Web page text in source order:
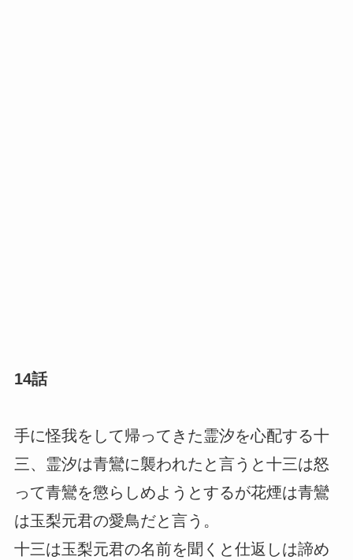
14話
手に怪我をして帰ってきた霊汐を心配する十
三、霊汐は青鸞に襲われたと言うと十三は怒
って青鸞を懲らしめようとするが花煙は青鸞
は玉梨元君の愛鳥だと言う。
十三は玉梨元君の名前を聞くと仕返しは諦め